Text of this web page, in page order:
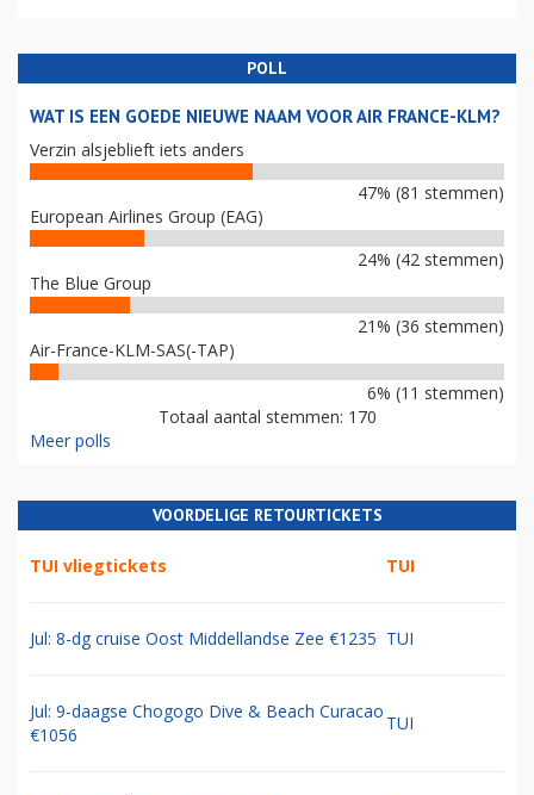
POLL
WAT IS EEN GOEDE NIEUWE NAAM VOOR AIR FRANCE-KLM?
Verzin alsjeblieft iets anders
47% (81 stemmen)
European Airlines Group (EAG)
24% (42 stemmen)
The Blue Group
21% (36 stemmen)
Air-France-KLM-SAS(-TAP)
6% (11 stemmen)
Totaal aantal stemmen: 170
Meer polls
VOORDELIGE RETOURTICKETS
TUI vliegtickets TUI
Jul: 8-dg cruise Oost Middellandse Zee €1235 TUI
Jul: 9-daagse Chogogo Dive & Beach Curacao
€1056
TUI